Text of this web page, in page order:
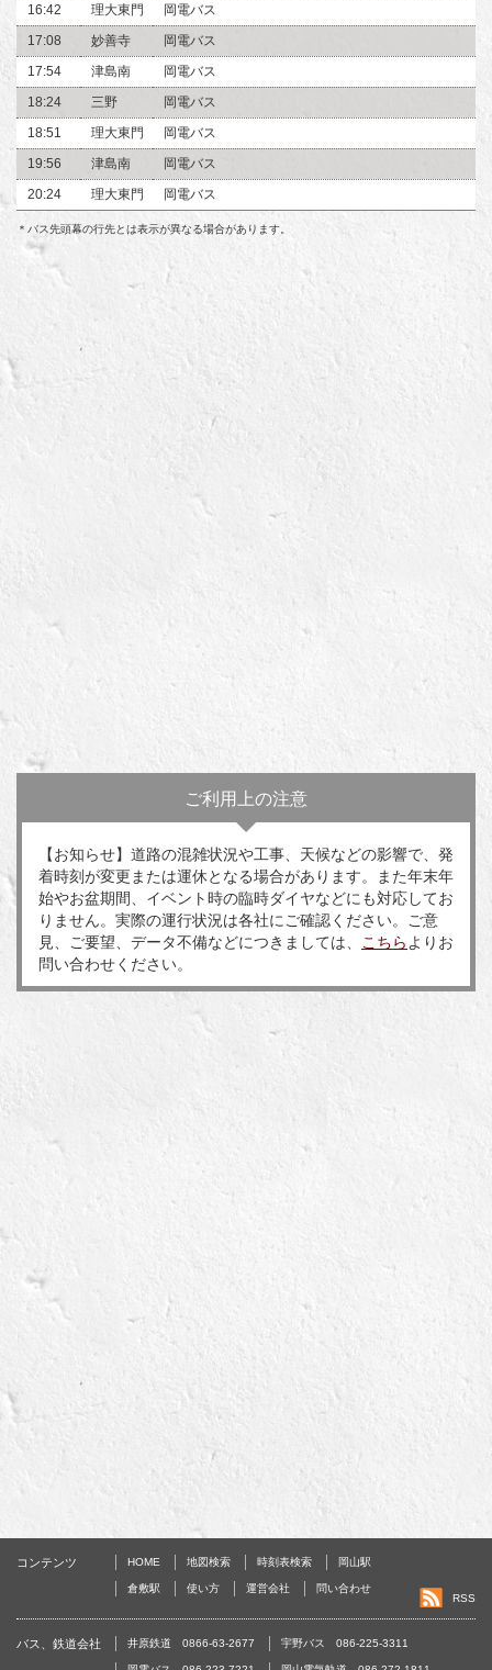
16:42
理大東門
岡電バス
17:08
妙善寺
岡電バス
17:54
津島南
岡電バス
18:24
三野
岡電バス
18:51
理大東門
岡電バス
19:56
津島南
岡電バス
20:24
理大東門 岡電バス
＊バス先頭幕の行先とは表示が異なる場合があります。
ご利用上の注意
【お知らせ】道路の混雑状況や工事、天候などの影響で、発
着時刻が変更または運休となる場合があります。また年末年
始やお盆期間、イベント時の臨時ダイヤなどにも対応してお
りません。実際の運行状況は各社にご確認ください。ご意
見、ご要望、データ不備などにつきましては、
こちら よりお
問い合わせください。
コンテンツ HOME 地図検索 時刻表検索 岡山駅
倉敷駅 使い方 運営会社
問い合わせ
RSS
バス、鉄道会社 井原鉄道 0866-63-2677 宇野バス 086-225-3311